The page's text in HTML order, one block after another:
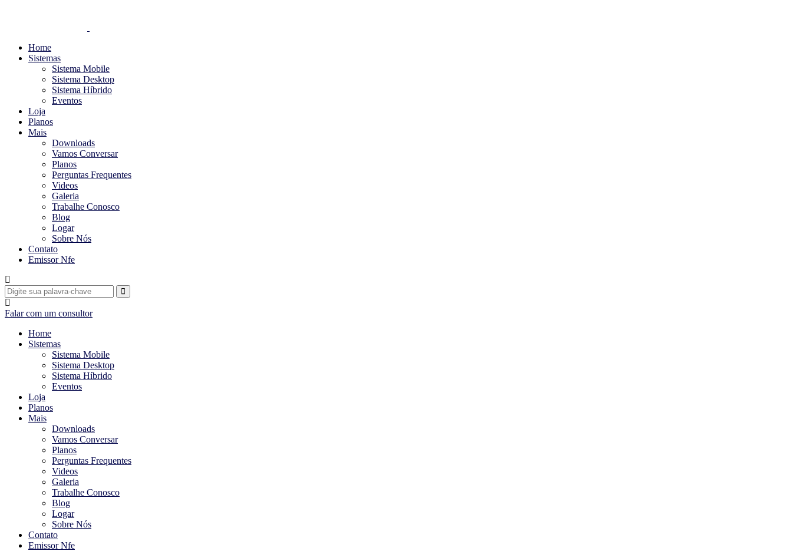
Home
Sistemas
Sistema Mobile
Sistema Desktop
Sistema Híbrido
Eventos
Loja
Planos
Mais
Downloads
Vamos Conversar
Planos
Perguntas Frequentes
Videos
Galeria
Trabalhe Conosco
Blog
Logar
Sobre Nós
Contato
Emissor Nfe
Falar com um consultor
Home
Sistemas
Sistema Mobile
Sistema Desktop
Sistema Híbrido
Eventos
Loja
Planos
Mais
Downloads
Vamos Conversar
Planos
Perguntas Frequentes
Videos
Galeria
Trabalhe Conosco
Blog
Logar
Sobre Nós
Contato
Emissor Nfe